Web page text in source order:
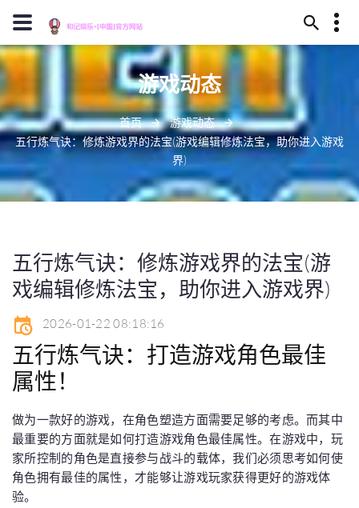
13659630023
安庆市卫煮丛林324号
J909@baidu.ag
游戏动态
首页
游戏动态
五行炼气诀：修炼游戏界的法宝(游戏编辑修炼法宝，助你进入游戏
界)
五行炼气诀：修炼游戏界的法宝(游
戏编辑修炼法宝，助你进入游戏界)
2026-01-22 08:18:16
五行炼气诀：打造游戏角色最佳
属性！
做为一款好的游戏，在角色塑造方面需要足够的考虑。而其中
最重要的方面就是如何打造游戏角色最佳属性。在游戏中，玩
家所控制的角色是直接参与战斗的载体，我们必须思考如何使
角色拥有最佳的属性，才能够让游戏玩家获得更好的游戏体
验。